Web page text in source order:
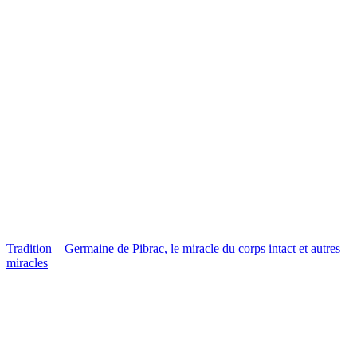
Tradition – Germaine de Pibrac, le miracle du corps intact et autres
miracles